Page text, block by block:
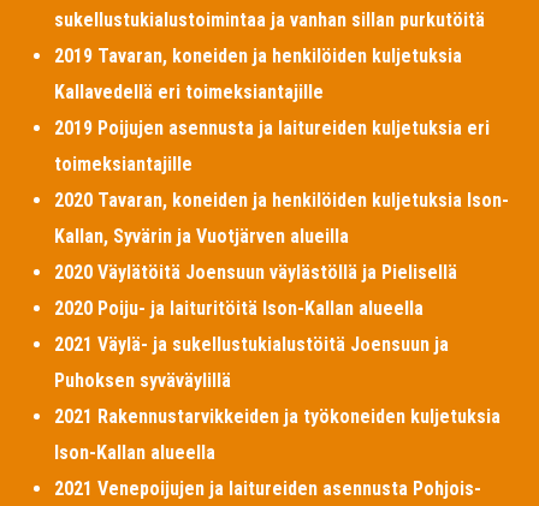
sukellustukialustoimintaa ja vanhan sillan purkutöitä
2019 Tavaran, koneiden ja henkilöiden kuljetuksia
Kallavedellä eri toimeksiantajille
2019 Poijujen asennusta ja laitureiden kuljetuksia eri
toimeksiantajille
2020 Tavaran, koneiden ja henkilöiden kuljetuksia Ison-
Kallan, Syvärin ja Vuotjärven alueilla
2020 Väylätöitä Joensuun väylästöllä ja Pielisellä
2020 Poiju- ja laituritöitä Ison-Kallan alueella
2021 Väylä- ja sukellustukialustöitä Joensuun ja
Puhoksen syväväylillä
2021 Rakennustarvikkeiden ja työkoneiden kuljetuksia
Ison-Kallan alueella
2021 Venepoijujen ja laitureiden asennusta Pohjois-